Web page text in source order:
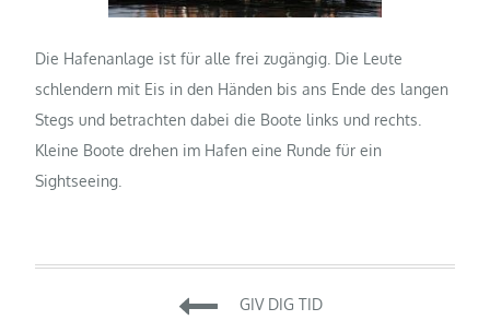
Die Hafenanlage ist für alle frei zugängig. Die Leute
schlendern mit Eis in den Händen bis ans Ende des langen
Stegs und betrachten dabei die Boote links und rechts.
Kleine Boote drehen im Hafen eine Runde für ein
Sightseeing.
Beitragsnavigation
GIV DIG TID